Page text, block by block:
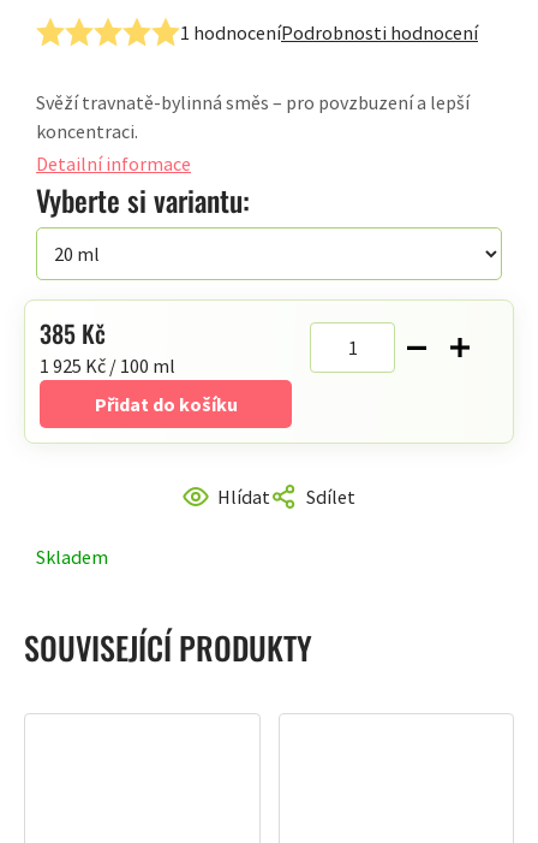
Průměrné
produktu
je
5,0
z
5
hvězdiček.
1 hodnoceníPodrobnosti hodnocení
Skladem
Vyberte si variantu:
Svěží travnatě-bylinná směs – pro povzbuzení a lepší
koncentraci.
Detailní informace
Hlídat Sdílet
385 Kč
Měrná
cena:
1 925 Kč / 100 ml
Přidat do košíku
SOUVISEJÍCÍ PRODUKTY